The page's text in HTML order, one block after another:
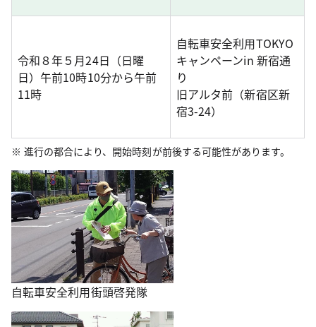
令和８年５月24日（日曜
日）午前10時10分から午前
11時
自転車安全利用TOKYO
キャンペーンin 新宿通
り
旧アルタ前（新宿区新
宿3-24）
進行の都合により、開始時刻が前後する可能性があります。
自転車安全利用街頭啓発隊